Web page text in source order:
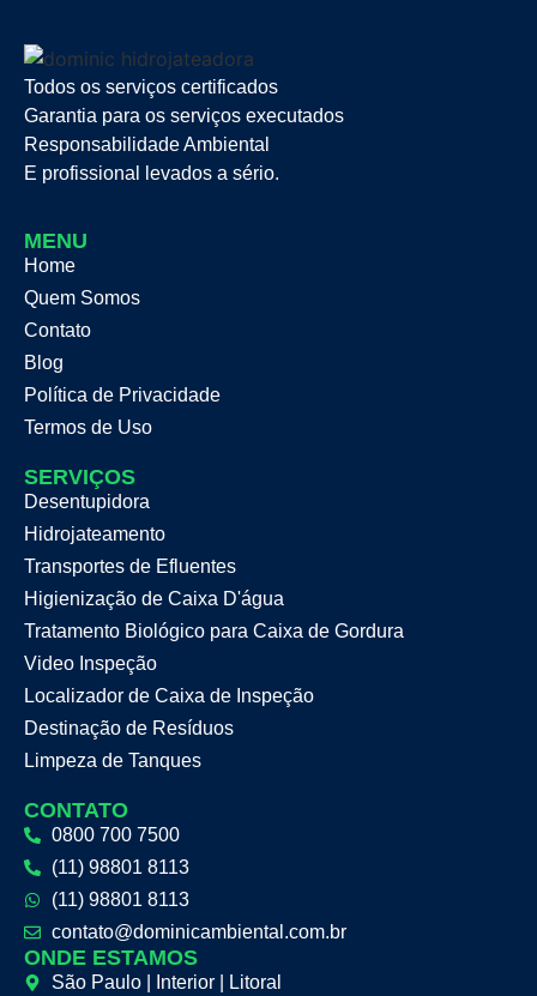
Todos os serviços certificados
Garantia para os serviços executados
Responsabilidade Ambiental
E profissional levados a sério.
MENU
Home
Quem Somos
Contato
Blog
Política de Privacidade
Termos de Uso
SERVIÇOS
Desentupidora
Hidrojateamento
Transportes de Efluentes
Higienização de Caixa D'água
Tratamento Biológico para Caixa de Gordura
Video Inspeção
Localizador de Caixa de Inspeção
Destinação de Resíduos
Limpeza de Tanques
CONTATO
0800 700 7500
(11) 98801 8113
(11) 98801 8113
contato@dominicambiental.com.br
ONDE ESTAMOS
São Paulo | Interior | Litoral